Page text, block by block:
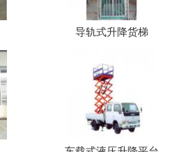
导轨式升降货梯